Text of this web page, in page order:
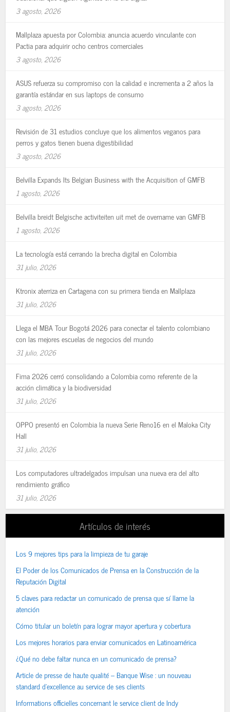
3 agosto, 2026
Mallplaza apuesta por Colombia: anuncia acuerdo vinculante con
Pactia para adquirir ocho centros comerciales
3 agosto, 2026
ASUS refuerza su compromiso con la calidad e incrementa a 2 años la
garantía estándar en sus laptops de consumo
3 agosto, 2026
Revisión de 31 estudios concluye que los alimentos veganos para
perros y gatos tienen buena digestibilidad
3 agosto, 2026
Belvilla Expands Its Belgian Business with the Acquisition of GMFB
1 agosto, 2026
Belvilla breidt Belgische activiteiten uit met de overname van GMFB
1 agosto, 2026
La tecnología está cerrando la brecha digital en Colombia
31 julio, 2026
Ktronix aterriza en Cartagena con su primera tienda en Mallplaza
31 julio, 2026
Llega el MBA Tour Bogotá 2026 para conectar el talento colombiano
con las mejores escuelas de negocios del mundo
31 julio, 2026
Fima 2026 cerró consolidando a Colombia como referente de la
acción climática y la biodiversidad
31 julio, 2026
OPPO presentó en Colombia la nueva Serie Reno16 en el Maloka City
Hall
31 julio, 2026
Los computadores ultradelgados impulsan una nueva era del alto
rendimiento gráfico
31 julio, 2026
Artículos de interés
Los 9 mejores tips para la limpieza de tu garaje
El Poder de los Comunicados de Prensa en la Construcción de la
Reputación Digital
5 claves para redactar un comunicado de prensa que sí llame la
atención
Cómo titular un boletín para lograr mayor apertura y cobertura
Los mejores horarios para enviar comunicados en Latinoamérica
¿Qué no debe faltar nunca en un comunicado de prensa?
Article de presse de haute qualité – Banque Wise : un nouveau
standard d’excellence au service de ses clients
Informations officielles concernant le service client de Indy